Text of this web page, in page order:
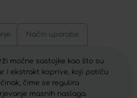
Način uporabe
moćne sastojke kao što su
i ekstrakt koprive, koji potiču
čime se regulira
masnih naslaga.